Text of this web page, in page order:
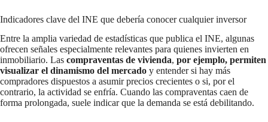
Indicadores clave del INE que debería conocer cualquier inversor
Entre la amplia variedad de estadísticas que publica el INE, algunas
ofrecen señales especialmente relevantes para quienes invierten en
inmobiliario. Las compraventas de vivienda, por ejemplo, permiten
visualizar el dinamismo del mercado y entender si hay más
compradores dispuestos a asumir precios crecientes o si, por el
contrario, la actividad se enfría. Cuando las compraventas caen de
forma prolongada, suele indicar que la demanda se está debilitando.